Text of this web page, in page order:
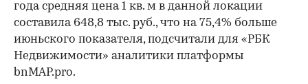
года средняя цена 1 кв. м в данной локации
составила 648,8 тыс. руб., что на 75,4% больше
июньского показателя, подсчитали для «РБК
Недвижимости» аналитики платформы
bnMAP.pro.